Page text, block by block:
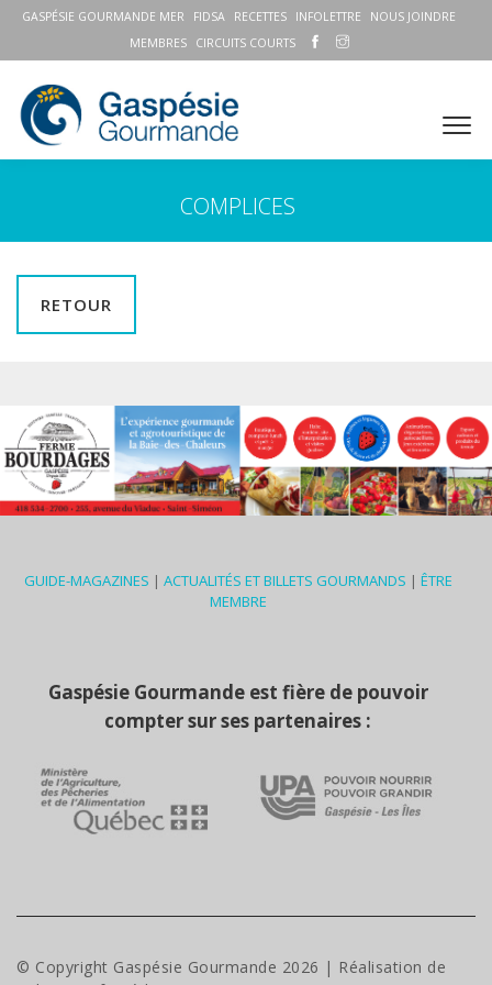
GASPÉSIE GOURMANDE MER FIDSA RECETTES INFOLETTRE
NOUS JOINDRE
MEMBRES
CIRCUITS COURTS
COMPLICES
RETOUR
GUIDE-MAGAZINES | ACTUALITÉS ET BILLETS GOURMANDS | ÊTRE
MEMBRE
Gaspésie Gourmande est fière de pouvoir
compter sur ses partenaires :
© Copyright Gaspésie Gourmande 2026 | Réalisation de